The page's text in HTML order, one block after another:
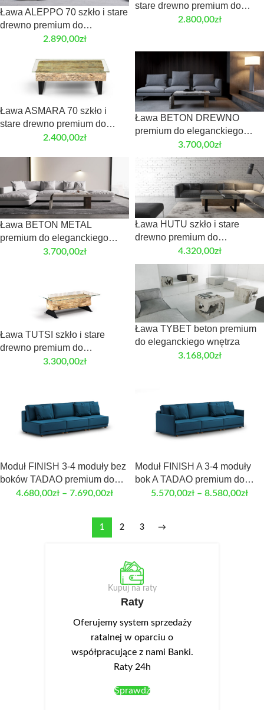
Ława ALEPPO 70 szkło i stare
drewno premium do
eleganckiego wnętrza
2.890,00zł
stare drewno premium do
eleganckiego wnętrza
2.800,00zł
Ława ASMARA 70 szkło i
stare drewno premium do
eleganckiego wnętrza
2.400,00zł
Ława BETON DREWNO
premium do eleganckiego
3.700,00zł
Ława BETON METAL
premium do eleganckiego
3.700,00zł
Ława HUTU szkło i stare
drewno premium do
eleganckiego wnętrza
4.320,00zł
Ława TUTSI szkło i stare
drewno premium do
eleganckiego wnętrza
3.300,00zł
Ława TYBET beton premium
do eleganckiego wnętrza
3.168,00zł
Moduł FINISH 3-4 moduły bez
boków TADAO premium do
konfiguracji mebla
4.680,00zł – 7.690,00zł
Moduł FINISH A 3-4 moduły
bok A TADAO premium do
konfiguracji mebla
5.570,00zł – 8.580,00zł
1 2 3 →
Kupuj na raty
Raty
Oferujemy system sprzedaży
ratalnej w oparciu o
współpracujące z nami Banki.
Raty 24h
Sprawdź